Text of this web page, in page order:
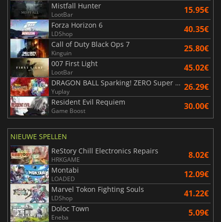
Mistfall Hunter
LootBar 15.95€
Forza Horizon 6
LDShop 40.35€
Call of Duty Black Ops 7
Kinguin 25.80€
007 First Light
LootBar 45.02€
DRAGON BALL Sparking! ZERO Super Limit Breaking NEO
Yuplay 26.29€
Resident Evil Requiem
Game Boost 30.00€
NIEUWE SPELLEN
ReStory Chill Electronics Repairs
HRKGAME 8.02€
Montabi
LOADED 12.09€
Marvel Tokon Fighting Souls
LDShop 41.22€
Doloc Town
Eneba 5.09€